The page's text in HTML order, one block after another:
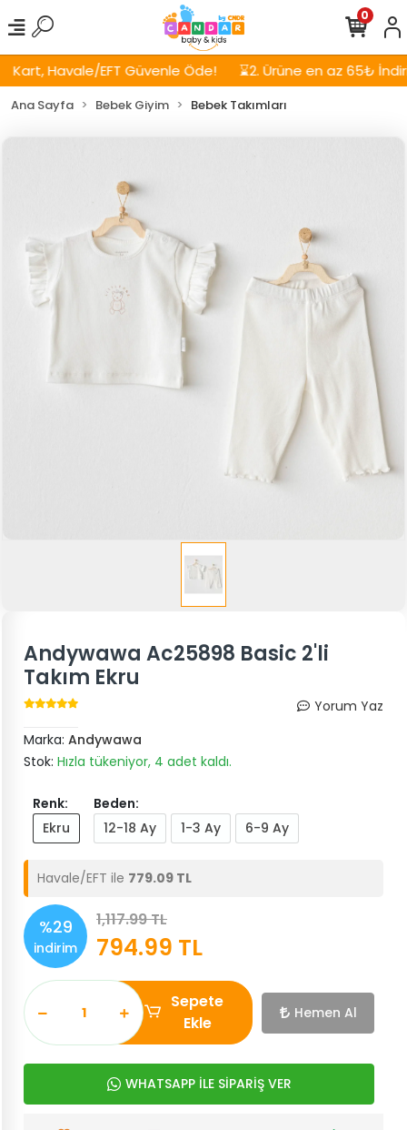
Havale/EFT Güvenle Öde! ⌛2. Ürüne en az 65₺
0
Ana Sayfa Bebek Giyim Bebek Takımları
Andywawa Ac25898 Basic 2'li
Takım Ekru
Yorum Yaz
Marka: Andywawa
Stok: Hızla tükeniyor, 4 adet kaldı.
Renk:
Ekru
Beden:
12-18 Ay
1-3 Ay 6-9 Ay
Havale/EFT ile 779.09 TL
%29
indirim
1,117.99 TL
794.99 TL
Sepete
Ekle
Hemen Al
WHATSAPP İLE SİPARİŞ VER